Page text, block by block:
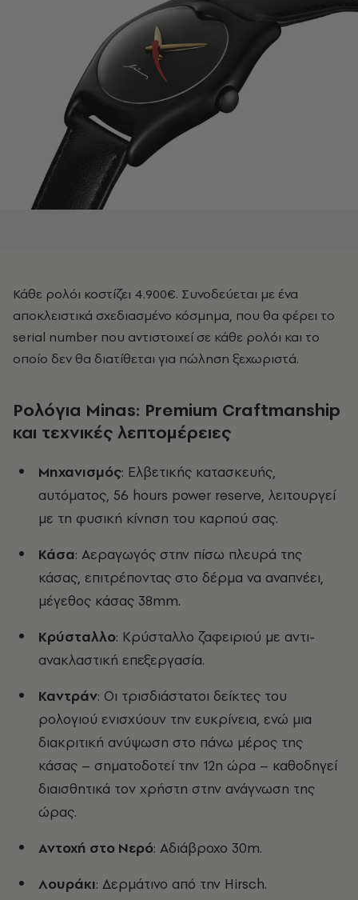
Κάθε ρολόι κοστίζει 4.900€. Συνοδεύεται με ένα
αποκλειστικά σχεδιασμένο κόσμημα, που θα φέρει το
serial number που αντιστοιχεί σε κάθε ρολόι και το
οποίο δεν θα διατίθεται για πώληση ξεχωριστά.
Ρολόγια Minas: Premium Craftmanship
και τεχνικές λεπτομέρειες
Μηχανισμός: Ελβετικής κατασκευής,
αυτόματος, 56 hours power reserve, λειτουργεί
με τη φυσική κίνηση του καρπού σας.
Κάσα: Αεραγωγός στην πίσω πλευρά της
κάσας, επιτρέποντας στο δέρμα να αναπνέει,
μέγεθος κάσας 38mm.
Κρύσταλλο: Κρύσταλλο ζαφειριού με αντι-
ανακλαστική επεξεργασία.
Καντράν: Οι τρισδιάστατοι δείκτες του
ρολογιού ενισχύουν την ευκρίνεια, ενώ μια
διακριτική ανύψωση στο πάνω μέρος της
κάσας – σηματοδοτεί την 12η ώρα – καθοδηγεί
διαισθητικά τον χρήστη στην ανάγνωση της
ώρας.
Αντοχή στο Νερό: Αδιάβροχο 30m.
Λουράκι: Δερμάτινο από την Hirsch.